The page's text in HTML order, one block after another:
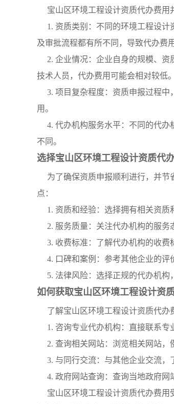
宝山区环境工程设计资质代办费用
1. 资质类别：不同的环境工程设
及审批流程都有所不同，导致代办费
2. 企业情况：企业自身的规模、
技术人员，代办费用可能会相对较低。
3. 项目复杂程度：资质申报过程
用。
4. 代办机构服务水平：不同的代
不同。
选择宝山区环境工程设计资质代
为了确保资质申报顺利进行，并
点：
1. 资质和经验：选择拥有相关资质
2. 服务质量：关注代办机构的服务
3. 收费标准：了解代办机构的收费
4. 口碑和案例：参考其他企业的评
5. 法律风险：选择正规的代办机构
如何获取宝山区环境工程设计资
了解宝山区环境工程设计资质代办
1. 咨询专业代办机构：直接联系专
2. 查询相关网站：浏览相关网站，
3. 与同行交流：与其他企业交流，
4. 政府网站查询：查询当地政府网
宝山区环境工程设计资质代办费